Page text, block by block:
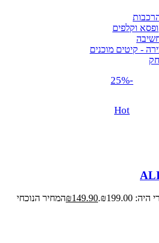
וקלפים
- קיטים מוכנים
-25%
Hot
₪199.00.
₪149.90
המחיר הנוכחי